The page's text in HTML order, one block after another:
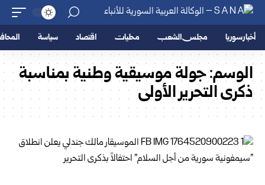
أخبار سوريا مجلس الشعب محليات اقتصاد سياسة
الوسم:جولة موسيقية وطنية بمناسبة
ذكرى التحرير الأولى